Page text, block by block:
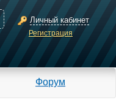
Личный кабинет
Регистрация
Форум